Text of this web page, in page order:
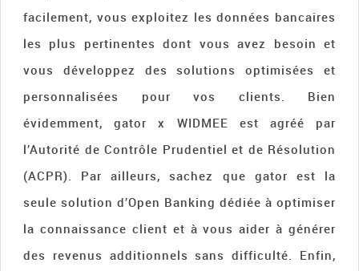
facilement, vous exploitez les données bancaires
les plus pertinentes dont vous avez besoin et
vous développez des solutions optimisées et
personnalisées pour vos clients. Bien
évidemment, gator x WIDMEE est agréé par
l’Autorité de Contrôle Prudentiel et de Résolution
(ACPR). Par ailleurs, sachez que gator est la
seule solution d’Open Banking dédiée à optimiser
la connaissance client et à vous aider à générer
des revenus additionnels sans difficulté. Enfin,